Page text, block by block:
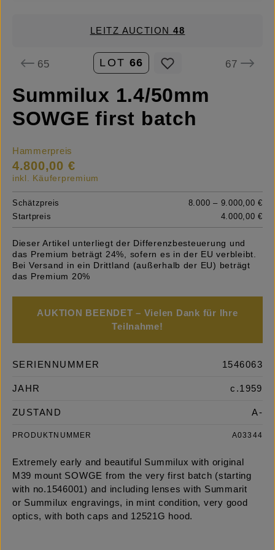
LEITZ AUCTION48
65 LOT 66 67
Summilux 1.4/50mm
SOWGE first batch
Hammerpreis
4.800,00 €
inkl. Käuferpremium
Schätzpreis
8.000 – 9.000,00 €
Startpreis
4.000,00 €
Dieser Artikel unterliegt der Differenzbesteuerung und
das Premium beträgt 24%, sofern es in der EU verbleibt.
Bei Versand in ein Drittland (außerhalb der EU) beträgt
das Premium 20%
AUKTION BEENDET – Vielen Dank für Ihre
Teilnahme!
SERIENNUMMER 1546063
JAHR c.1959
ZUSTAND A-
PRODUKTNUMMER A03344
Extremely early and beautiful Summilux with original
M39 mount SOWGE from the very first batch (starting
with no.1546001) and including lenses with Summarit
or Summilux engravings, in mint condition, very good
optics, with both caps and 12521G hood.